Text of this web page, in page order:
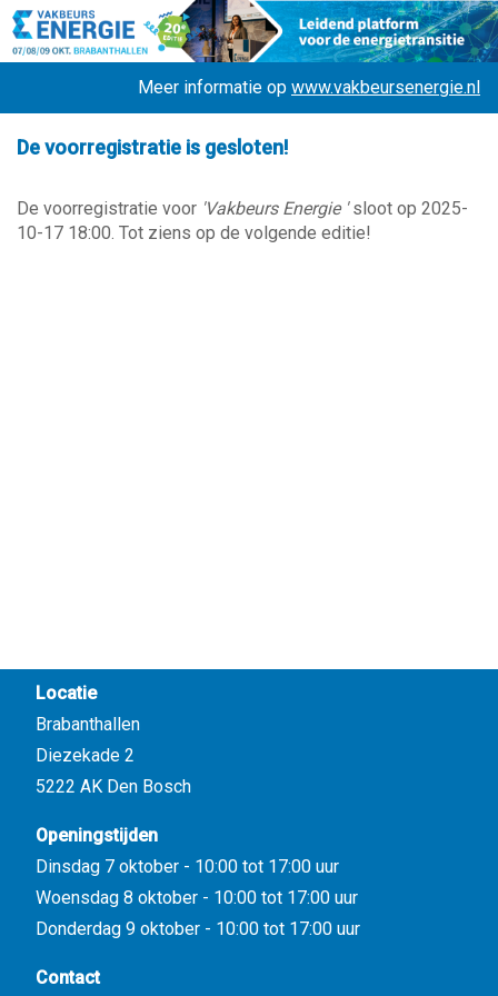
Meer informatie op www.vakbeursenergie.nl
De voorregistratie is gesloten!
De voorregistratie voor 'Vakbeurs Energie ' sloot op 2025-
10-17 18:00. Tot ziens op de volgende editie!
Locatie
Brabanthallen
Diezekade 2
5222 AK Den Bosch
Openingstijden
Dinsdag 7 oktober - 10:00 tot 17:00 uur
Woensdag 8 oktober - 10:00 tot 17:00 uur
Donderdag 9 oktober - 10:00 tot 17:00 uur
Contact